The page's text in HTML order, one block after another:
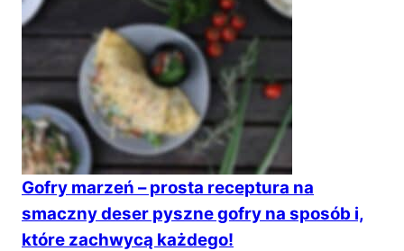
Gofry marzeń – prosta receptura na
smaczny deser pyszne gofry na sposób i,
które zachwycą każdego!